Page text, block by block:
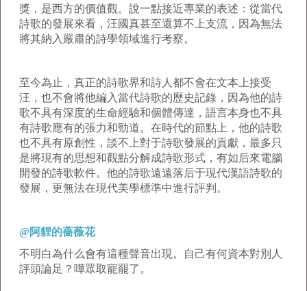
獎，是西方的價值觀。說一點接近專業的表述：從當代
詩歌的發展來看，汪國真甚至還算不上支流，因為無法
將其納入嚴肅的詩學領域進行考察。
至今為止，真正的詩歌界和詩人都不會在文本上接受
汪，也不會將他編入當代詩歌的歷史記錄，因為他的詩
歌不具有深度的生命經驗和個體傳達，語言本身也不具
有詩歌應有的張力和勁道。在時代的節點上，他的詩歌
也不具有原創性，談不上對于詩歌發展的貢獻，最多只
是將現有的思想和觀點分解成詩歌形式，有如后來電腦
開發的詩歌軟件。他的詩歌遠遠落后于現代漢語詩歌的
發展，更無法在現代美學標準中進行評判。
@阿貍的薔薇花
不明白為什么會有這種聲音出現。自己有何資本對別人
評頭論足？嘩眾取寵罷了。